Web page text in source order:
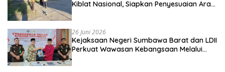
Kiblat Nasional, Siapkan Penyesuaian Arah
26 Juni 2026
Kejaksaan Negeri Sumbawa Barat dan LDII
Perkuat Wawasan Kebangsaan Melalui